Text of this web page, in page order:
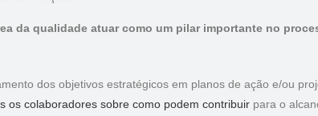
da qualidade atuar como um pilar importante no
dos objetivos estratégicos em planos de ação e/ou
os colaboradores sobre como podem contribuir para o